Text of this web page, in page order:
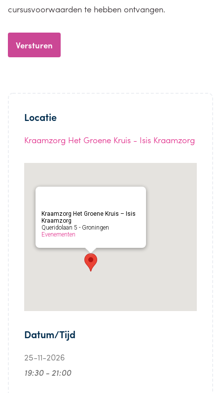
cursusvoorwaarden te hebben ontvangen.
Locatie
Kraamzorg Het Groene Kruis - Isis Kraamzorg
Kraamzorg Het Groene Kruis – Isis
Kraamzorg
Queridolaan 5 - Groningen
Evenementen
Datum/Tijd
25-11-2026
19:30 - 21:00